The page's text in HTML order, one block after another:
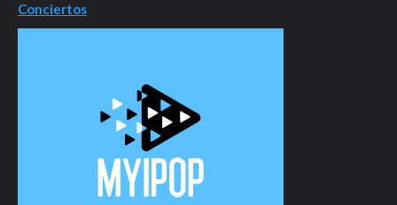
Conciertos